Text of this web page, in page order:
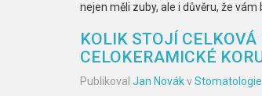
nejen měli zuby, ale i důvěru, že
KOLIK STOJÍ
CELOKERAMICKÉ
Publikoval Jan NovákvStomatologie